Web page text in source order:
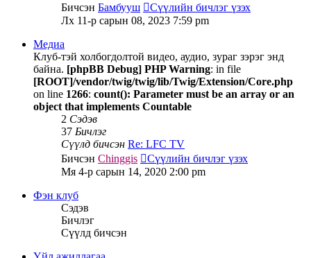
Бичсэн Бамбууш
Сүүлийн бичлэг үзэх
Лх 11-р сарын 08, 2023 7:59 pm
Медиа
Клуб-тэй холбогдолтой видео, аудио, зураг зэрэг энд
байна. [phpBB Debug] PHP Warning: in file
[ROOT]/vendor/twig/twig/lib/Twig/Extension/Core.php
on line 1266: count(): Parameter must be an array or an
object that implements Countable
2 Сэдэв
37 Бичлэг
Сүүлд бичсэн Re: LFC TV
Бичсэн Chinggis
Сүүлийн бичлэг үзэх
Мя 4-р сарын 14, 2020 2:00 pm
Фэн клуб
Сэдэв
Бичлэг
Сүүлд бичсэн